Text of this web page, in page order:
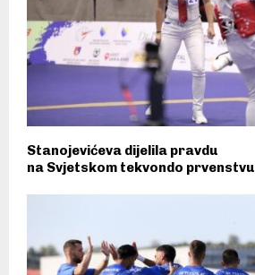
Stanojevićeva dijelila pravdu
na Svjetskom tekvondo prvenstvu